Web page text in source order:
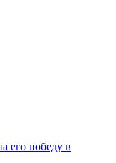
его победу в